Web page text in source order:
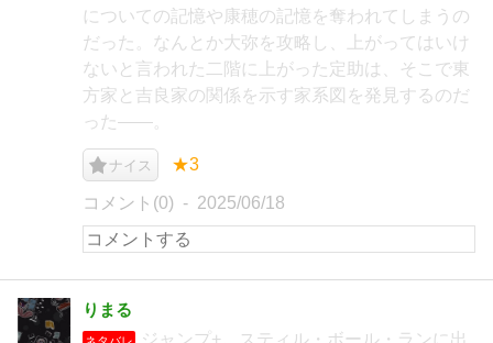
についての記憶や康穂の記憶を奪われてしまうの
だった。なんとか大弥を攻略し、上がってはいけ
ないと言われた二階に上がった定助は、そこで東
方家と吉良家の関係を示す家系図を発見するのだ
った――。
ナイス ★3
コメント(0) 2025/06/18
りまる
ジャンプ+。スティル・ボール・ランに出